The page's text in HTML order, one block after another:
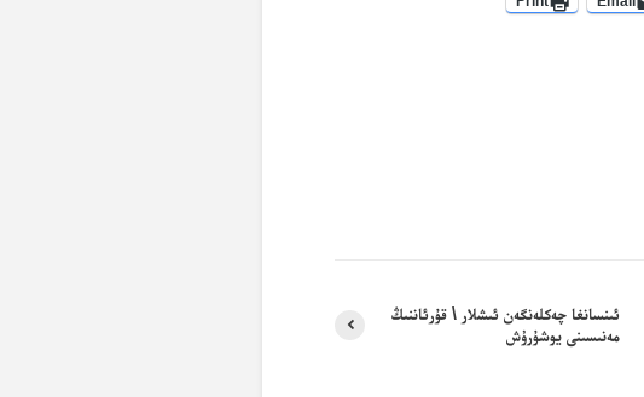
ئىنسانغا چەكلەنگەن ئىشلار \ قۇرئاننىڭ
مەنىسىنى يوشۇرۇش